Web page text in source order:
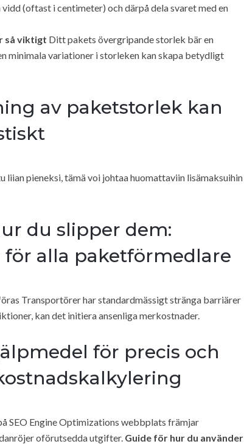
(oftast i centimeter) och därpå dela svaret med en
så viktigt Ditt pakets övergripande storlek bär en
minimala variationer i storleken kan skapa betydligt
av paketstorlek kan
pieneksi, tämä voi johtaa huomattaviin lisämaksuihin
du slipper dem:
alla paketförmedlare
Transportörer har standardmässigt stränga barriärer
kan det initiera ansenliga merkostnader.
för precis och
SEO Engine Optimizations webbplats främjar
oförutsedda utgifter. Guide för hur du använder